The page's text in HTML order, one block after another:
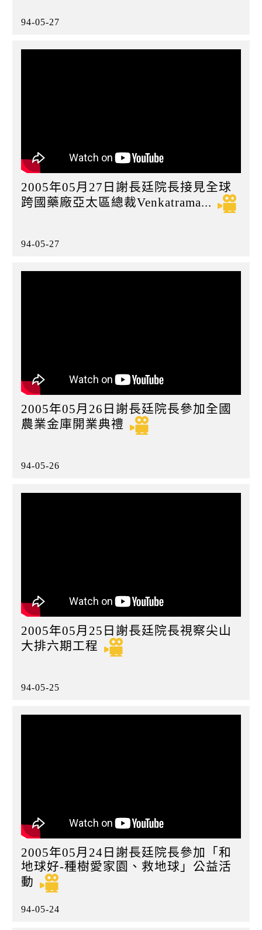
94-05-27
2005年05月27日謝長廷院長接見全球
跨國藥廠亞太區總裁Venkatrama...
94-05-27
2005年05月26日謝長廷院長參加全國
農業金庫開業典禮
94-05-26
2005年05月25日謝長廷院長視察尖山
大排六期工程
94-05-25
2005年05月24日謝長廷院長參加「和
地球好-種樹愛家園、救地球」公益活
動
94-05-24